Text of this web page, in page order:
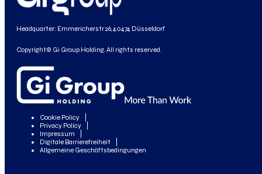
Headquarter: Emmericherstr 26, 40474 Düsseldorf
Copyright© Gi Group Holding. All rights reserved.
Cookie Policy
Privacy Policy
Impressum
Digitale Barrierefreiheit
Allgemeine Geschäftsbedingungen